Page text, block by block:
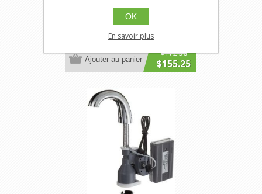
RUB-FG402364
OneShot Refills Soap os free+cln
$172.50
$155.25
Ajouter au panier
OK
En savoir plus